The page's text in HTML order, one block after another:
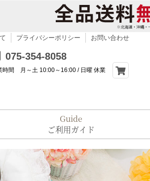
プライバシーポリシー お問い合わせ
075-354-8058
時間 月～土 10:00～16:00 / 日曜 休業
Guide
ご利用ガイド